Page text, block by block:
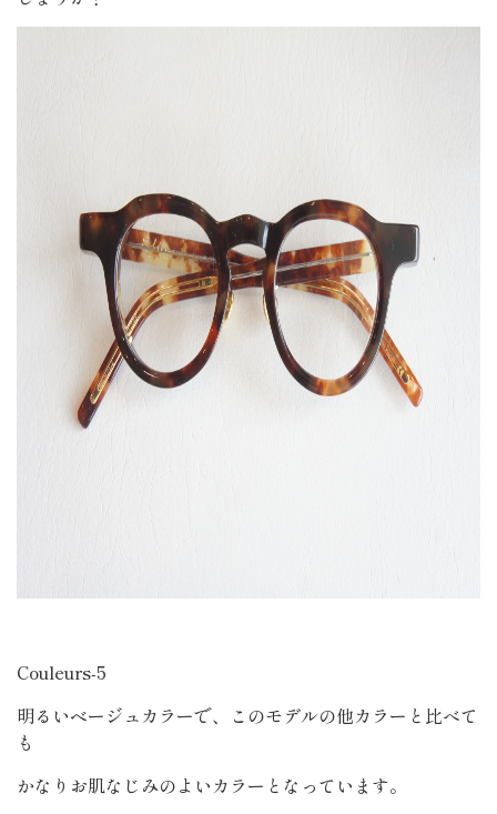
Couleurs-5
明るいベージュカラーで、このモデルの他カラーと比べて
も
かなりお肌なじみのよいカラーとなっています。